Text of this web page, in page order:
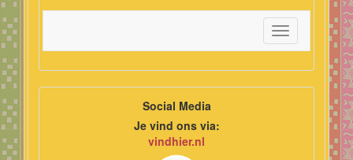
Toggle
navigation
Social Media
Je vind ons via:
vindhier.nl